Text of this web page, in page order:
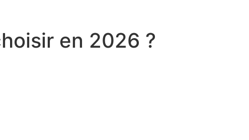
en 2026 ?